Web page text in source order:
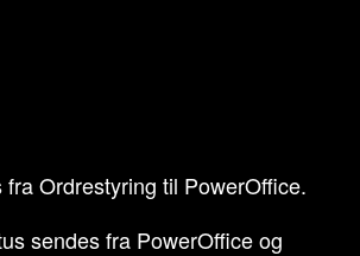
fra Ordrestyring til PowerOffice.
sendes fra PowerOffice og